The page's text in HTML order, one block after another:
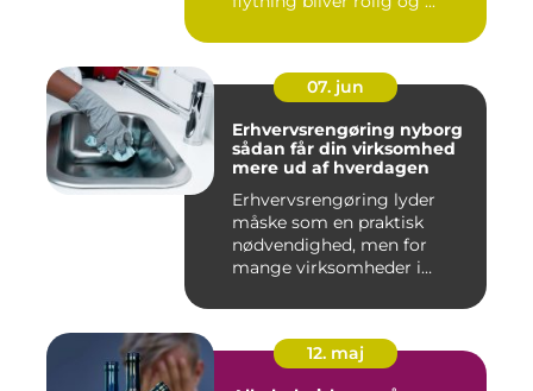
07. jun
Erhvervsrengøring nyborg
sådan får din virksomhed
mere ud af hverdagen
Erhvervsrengøring lyder
måske som en praktisk
nødvendighed, men for
mange virksomheder i
12. maj